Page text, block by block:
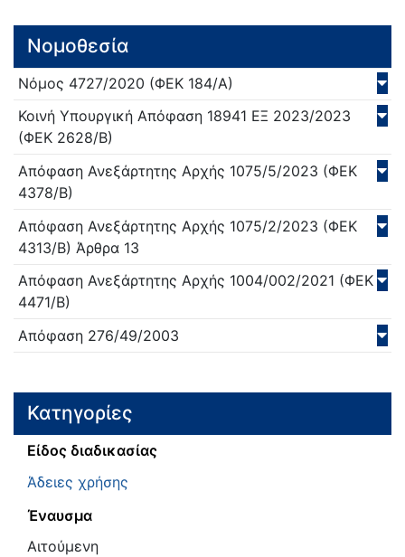
Νομοθεσία
Νόμος 4727/2020 (ΦΕΚ 184/Α)
Κοινή Υπουργική Απόφαση 18941 ΕΞ 2023/2023
(ΦΕΚ 2628/Β)
Απόφαση Ανεξάρτητης Αρχής 1075/5/2023 (ΦΕΚ
4378/Β)
Απόφαση Ανεξάρτητης Αρχής 1075/2/2023 (ΦΕΚ
4313/Β) Άρθρα 13
Απόφαση Ανεξάρτητης Αρχής 1004/002/2021 (ΦΕΚ
4471/Β)
Απόφαση 276/49/2003
Κατηγορίες
Είδος διαδικασίας
Άδειες χρήσης
Έναυσμα
Αιτούμενη